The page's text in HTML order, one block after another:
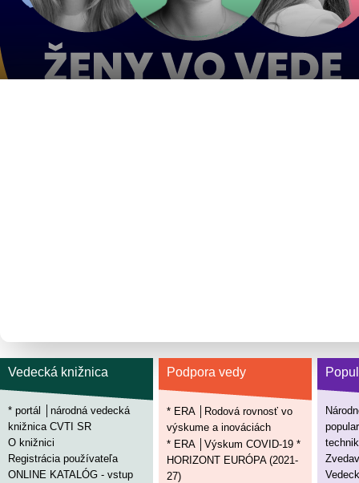
Vedecká knižnica
* portál │národná vedecká
knižnica CVTI SR
O knižnici
Registrácia používateľa
ONLINE KATALÓG - vstup
Podpora vedy
* ERA │Rodová rovnosť vo
výskume a inováciách
* ERA │Výskum COVID-19 *
HORIZONT EURÓPA (2021-
27)